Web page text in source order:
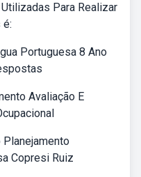
Para Realizar
Portuguesa 8 Ano
Avaliação E
Copresi Ruiz